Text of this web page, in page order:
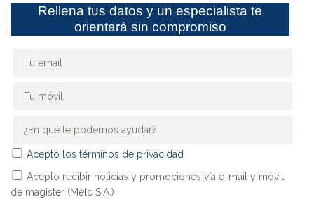
Rellena tus datos y un especialista te
orientará sin compromiso
Acepto los términos de privacidad
Acepto recibir noticias y promociones vía e-mail y móvil
de magister (Melc S.A.)